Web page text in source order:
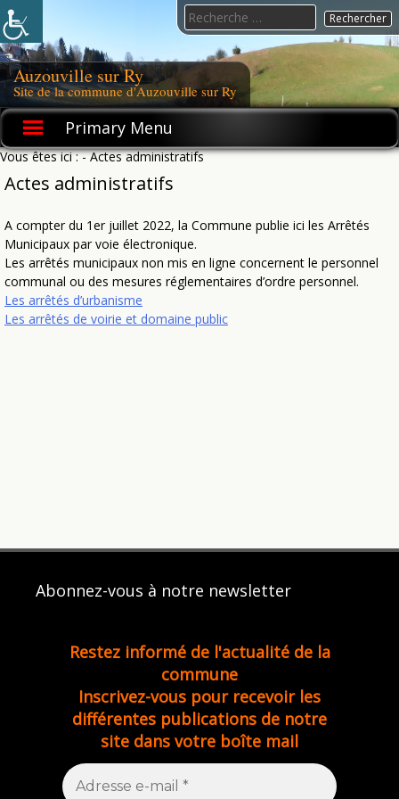
Skip
to
content
Auzouville sur Ry
Site de la commune d'Auzouville sur Ry
Primary Menu
Search
for:
Vous êtes ici :- Actes administratifs
Actes administratifs
A compter du 1er juillet 2022, la Commune publie ici les Arrêtés
Municipaux par voie électronique.
Les arrêtés municipaux non mis en ligne concernent le personnel
communal ou des mesures réglementaires d’ordre personnel.
Les arrêtés d’urbanisme
Les arrêtés de voirie et domaine public
Abonnez-vous à notre newsletter
Restez informé de l'actualité de la
commune
Inscrivez-vous pour recevoir les
différentes publications de notre
site dans votre boîte mail